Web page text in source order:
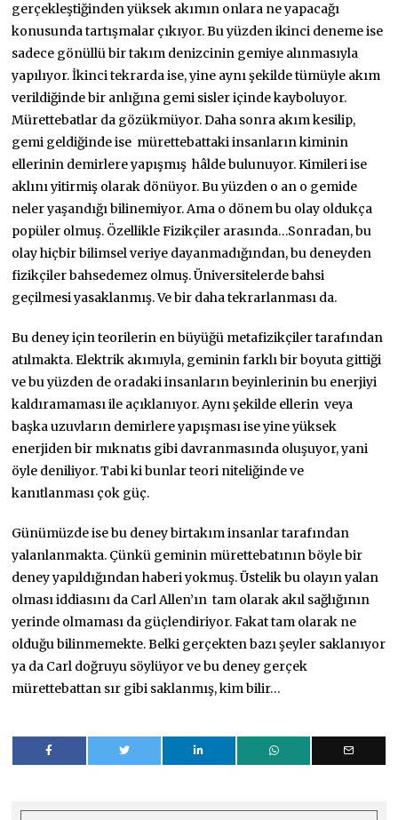
gerçekleştiğinden yüksek akımın onlara ne yapacağı
konusunda tartışmalar çıkıyor. Bu yüzden ikinci deneme ise
sadece gönüllü bir takım denizcinin gemiye alınmasıyla
yapılıyor. İkinci tekrarda ise, yine aynı şekilde tümüyle akım
verildiğinde bir anlığına gemi sisler içinde kayboluyor.
Mürettebatlar da gözükmüyor. Daha sonra akım kesilip,
gemi geldiğinde ise mürettebattaki insanların kiminin
ellerinin demirlere yapışmış hâlde bulunuyor. Kimileri ise
aklını yitirmiş olarak dönüyor. Bu yüzden o an o gemide
neler yaşandığı bilinemiyor. Ama o dönem bu olay oldukça
popüler olmuş. Özellikle Fizikçiler arasında…Sonradan, bu
olay hiçbir bilimsel veriye dayanmadığından, bu deneyden
fizikçiler bahsedemez olmuş. Üniversitelerde bahsi
geçilmesi yasaklanmış. Ve bir daha tekrarlanması da.
Bu deney için teorilerin en büyüğü metafizikçiler tarafından
atılmakta. Elektrik akımıyla, geminin farklı bir boyuta gittiği
ve bu yüzden de oradaki insanların beyinlerinin bu enerjiyi
kaldıramaması ile açıklanıyor. Aynı şekilde ellerin veya
başka uzuvların demirlere yapışması ise yine yüksek
enerjiden bir mıknatıs gibi davranmasında oluşuyor, yani
öyle deniliyor. Tabi ki bunlar teori niteliğinde ve
kanıtlanması çok güç.
Günümüzde ise bu deney birtakım insanlar tarafından
yalanlanmakta. Çünkü geminin mürettebatının böyle bir
deney yapıldığından haberi yokmuş. Üstelik bu olayın yalan
olması iddiasını da Carl Allen’ın tam olarak akıl sağlığının
yerinde olmaması da güçlendiriyor. Fakat tam olarak ne
olduğu bilinmemekte. Belki gerçekten bazı şeyler saklanıyor
ya da Carl doğruyu söylüyor ve bu deney gerçek
mürettebattan sır gibi saklanmış, kim bilir…